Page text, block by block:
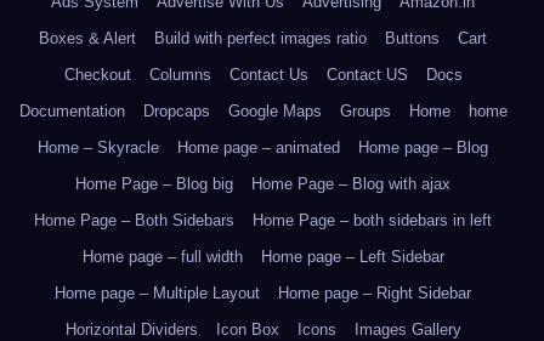
Boxes & Alert
Build with perfect images ratio Buttons
Cart
Checkout
Columns Contact Us Contact US
Docs
Documentation
Dropcaps Google Maps Groups Home
home
Home – Skyracle
Home page – animated
Home page – Blog
Home Page – Blog big
Home Page – Blog with ajax
Home Page – Both Sidebars
Home Page – both sidebars in left
Home page – full width
Home page – Left Sidebar
Home page – Multiple Layout
Home page – Right Sidebar
Horizontal Dividers
Icon Box Icons
Images Gallery